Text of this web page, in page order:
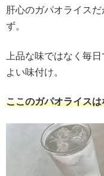
肝心のガパオライス
ず。
上品な味ではなく毎
よい味付け。
ここのガパオライス